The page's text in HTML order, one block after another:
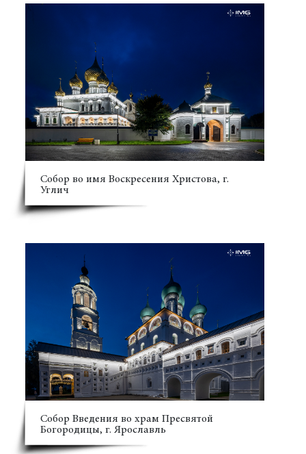
Собор во имя Воскресения Христова, г.
Углич
Собор Введения во храм Пресвятой
Богородицы, г. Ярославль